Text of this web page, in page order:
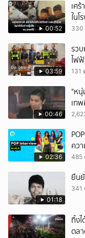
00:52
เศ
ใน
330
03:59
รว
ไฟ
131
00:46
"หนุ่
เท
หนั
02:36
คว
485
01:18
ยืน
341
ทิ้ง
ตล